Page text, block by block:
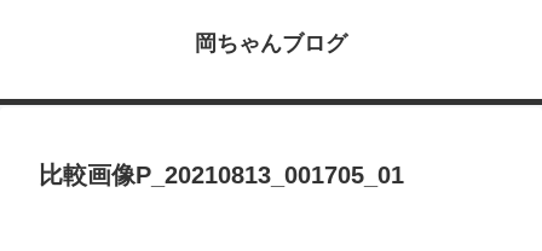
岡ちゃんブログ
比較画像P_20210813_001705_01